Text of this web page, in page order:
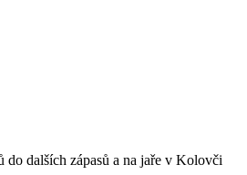
dalších zápasů a na jaře v Kolovči